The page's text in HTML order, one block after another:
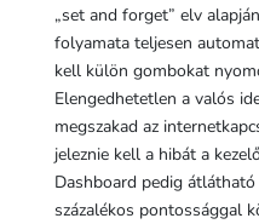
„set and forget” elv
folyamata teljesen
kell külön gombokat
Elengedhetetlen a valós
megszakad az
jeleznie kell a hibát a
Dashboard pedig
százalékos pontossággal